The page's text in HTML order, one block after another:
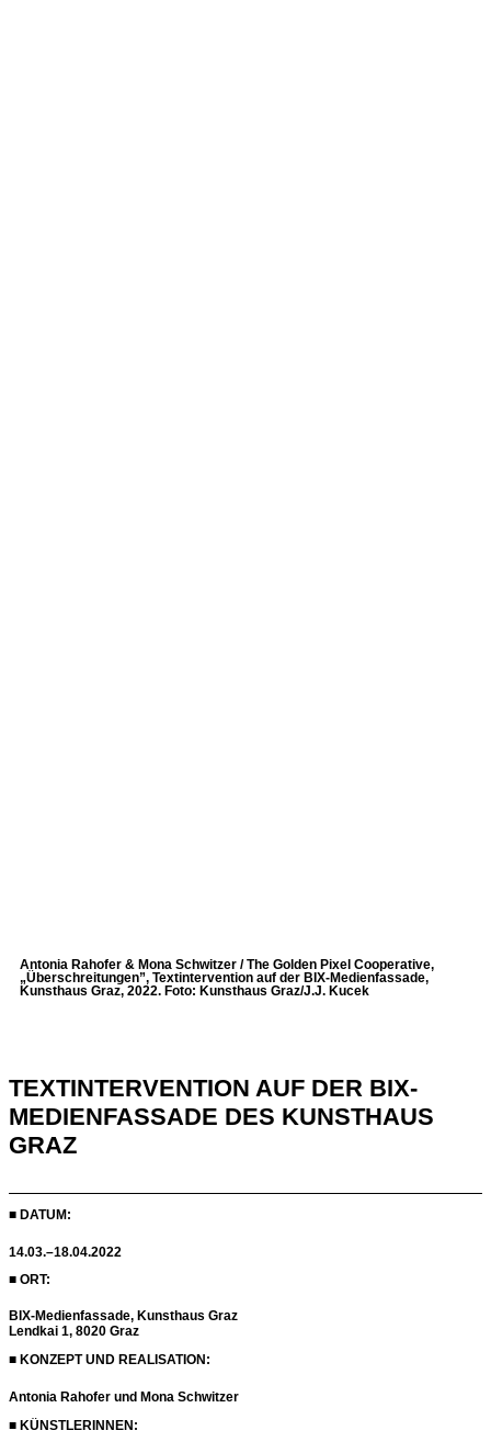
Antonia Rahofer & Mona Schwitzer / The Golden Pixel Cooperative,
„Überschreitungen”, Textintervention auf der BIX-Medienfassade,
Kunsthaus Graz, 2022. Foto: Kunsthaus Graz/J.J. Kucek
TEXTINTERVENTION AUF DER BIX-
MEDIENFASSADE DES KUNSTHAUS
GRAZ
■ DATUM:
14.03.–18.04.2022
■ ORT:
BIX-Medienfassade, Kunsthaus Graz
Lendkai 1, 8020 Graz
■ KONZEPT UND REALISATION:
Antonia Rahofer und Mona Schwitzer
■ KÜNSTLERINNEN: